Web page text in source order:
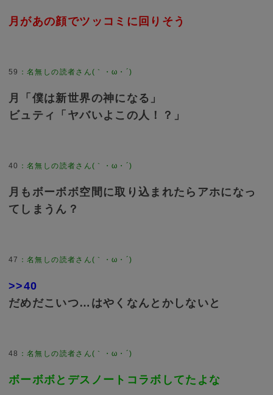
月があの顔でツッコミに回りそう
59
月「僕は新世界の神になる」
ビュティ「ヤバいよこの人！？」
40
月もボーボボ空間に取り込まれたらアホになっ
てしまうん？
47
>>40
だめだこいつ…はやくなんとかしないと
48
ボーボボとデスノートコラボしてたよな